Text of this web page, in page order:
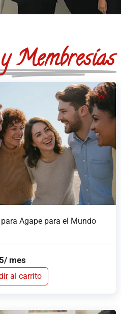
Membresías
Agape para el Mundo
/ mes
al carrito